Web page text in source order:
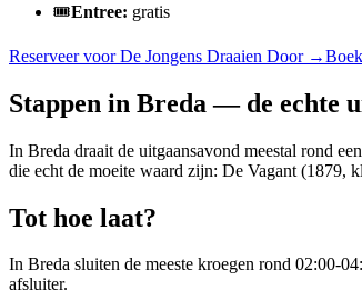
🎟️Entree: gratis
Reserveer voor De Jongens Draaien Door →
Stappen in Breda — de echte
In Breda draait de uitgaansavond meestal rond
die echt de moeite waard zijn: De Vagant (1879,
Tot hoe laat?
In Breda sluiten de meeste kroegen rond 02:00-
afsluiter.